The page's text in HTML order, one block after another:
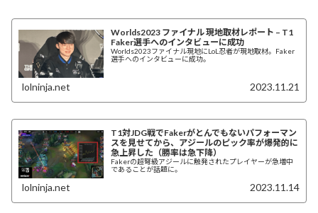
Worlds2023 ファイナル 現地取材レポート – T1
Faker選手へのインタビューに成功
Worlds2023ファイナル現地にLoL忍者が現地取材。Faker
選手へのインタビューに成功。
lolninja.net 2023.11.21
T1対JDG戦でFakerがとんでもないパフォーマン
スを見せてから、アジールのピック率が爆発的に
急上昇した（勝率は急下降）
Fakerの超弩級アジールに触発されたプレイヤーが急増中
であることが話題に。
lolninja.net 2023.11.14